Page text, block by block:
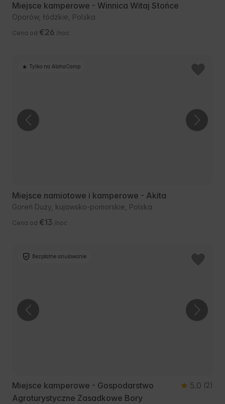
Miejsce kamperowe - Winnica Witaj Słońce
Oporów, łódzkie, Polska
Cena od €26 /noc
Tylko na AlohaCamp
Miejsce namiotowe i kamperowe - Akita
Goreń Duży, kujawsko-pomorskie, Polska
Cena od €13 /noc
Bezpłatne anulowanie
Miejsce kamperowe - Gospodarstwo
Agroturystyczne Zasadkowe Bory
5.0 (2)